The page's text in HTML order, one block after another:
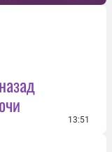
13:51